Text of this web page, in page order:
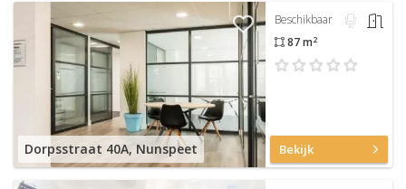
Dorpsstraat 40A, Nunspeet
Beschikbaar
87 m2
Bekijk